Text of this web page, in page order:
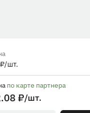
₽/шт.
по карте партнера
₽/шт.